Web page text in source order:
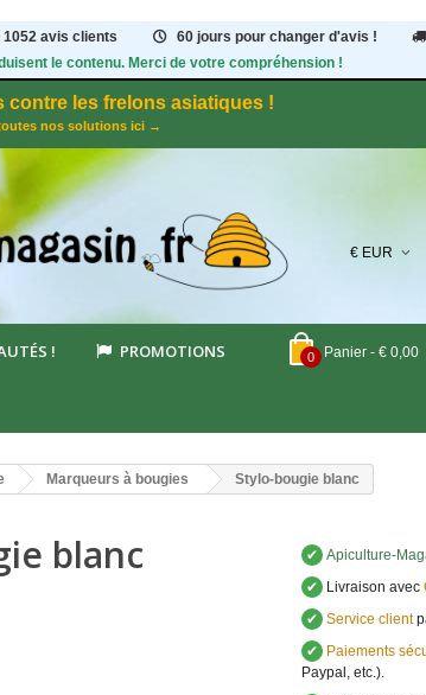
1052avis clients 60 jours pour changer d'avis !
le contenu. Merci de votre compréhension !
contre les frelons asiatiques !
nos solutions ici →
€ EUR
0 Panier - € 0,00
! PROMOTIONS
Marqueurs à bougies Stylo-bougie blanc
blanc ✔ Apiculture-
✔ Livraison avec
✔ Service client
✔ Paiements
Paypal, etc.).